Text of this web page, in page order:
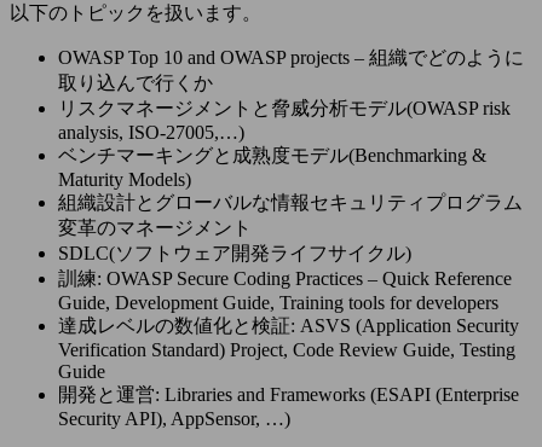
以下のトピックを扱います。
OWASP Top 10 and OWASP projects – 組織でどのように
取り込んで行くか
リスクマネージメントと脅威分析モデル(OWASP risk
analysis, ISO-27005,…)
ベンチマーキングと成熟度モデル(Benchmarking &
Maturity Models)
組織設計とグローバルな情報セキュリティプログラム
変革のマネージメント
SDLC(ソフトウェア開発ライフサイクル)
訓練: OWASP Secure Coding Practices – Quick Reference
Guide, Development Guide, Training tools for developers
達成レベルの数値化と検証: ASVS (Application Security
Verification Standard) Project, Code Review Guide, Testing
Guide
開発と運営: Libraries and Frameworks (ESAPI (Enterprise
Security API), AppSensor, …)